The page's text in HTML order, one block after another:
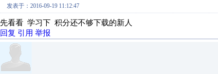
发表于：2016-09-19 11:12:47
先看看 学习下 积分还不够下载的新人
回复 引用 举报